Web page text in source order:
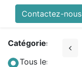
Contactez-nous
Catégories
Tous les